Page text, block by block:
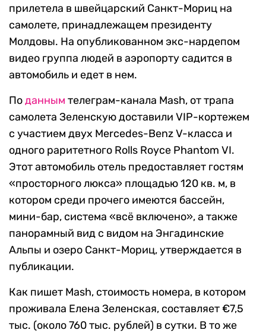
прилетела в швейцарский Санкт-Мориц на
самолете, принадлежащем президенту
Молдовы. На опубликованном экс-нардепом
видео группа людей в аэропорту садится в
автомобиль и едет в нем.
Поданным телеграм-канала Mash, от трапа
самолета Зеленскую доставили VIP-кортежем
с участием двух Mercedes-Benz V-класса и
одного раритетного Rolls Royce Phantom VI.
Этот автомобиль отель предоставляет гостям
«просторного люкса» площадью 120 кв. м, в
котором среди прочего имеются бассейн,
мини-бар, система «всё включено», а также
панорамный вид с видом на Энгадинские
Альпы и озеро Санкт-Мориц, утверждается в
публикации.
Как пишет Mash, стоимость номера, в котором
проживала Елена Зеленская, составляет €7,5
тыс. (около 760 тыс. рублей) в сутки. В то же